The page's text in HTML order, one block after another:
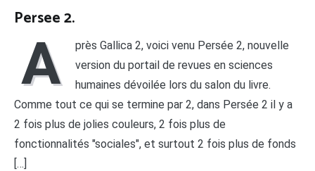
Persee 2.
A
près Gallica 2, voici venu Persée 2, nouvelle
version du portail de revues en sciences
humaines dévoilée lors du salon du livre.
Comme tout ce qui se termine par 2, dans Persée 2 il y a
2 fois plus de jolies couleurs, 2 fois plus de
fonctionnalités "sociales", et surtout 2 fois plus de fonds
[…]